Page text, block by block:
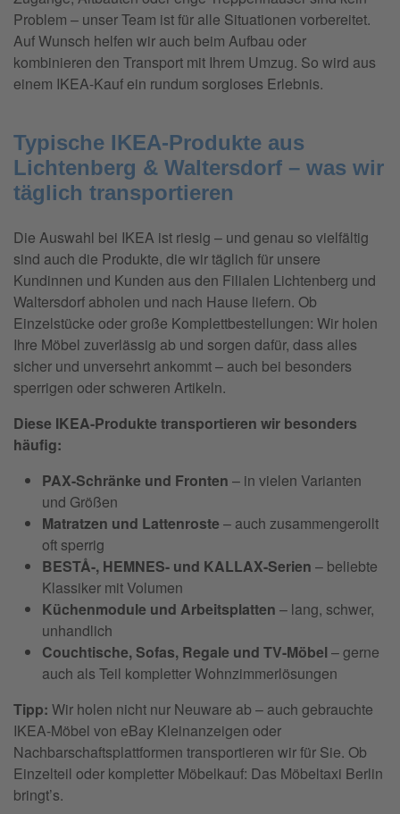
Problem – unser Team ist für alle Situationen vorbereitet.
Auf Wunsch helfen wir auch beim Aufbau oder
kombinieren den Transport mit Ihrem Umzug. So wird aus
einem IKEA-Kauf ein rundum sorgloses Erlebnis.
Typische IKEA-Produkte aus
Lichtenberg & Waltersdorf – was wir
täglich transportieren
Die Auswahl bei IKEA ist riesig – und genau so vielfältig
sind auch die Produkte, die wir täglich für unsere
Kundinnen und Kunden aus den Filialen Lichtenberg und
Waltersdorf abholen und nach Hause liefern. Ob
Einzelstücke oder große Komplettbestellungen: Wir holen
Ihre Möbel zuverlässig ab und sorgen dafür, dass alles
sicher und unversehrt ankommt – auch bei besonders
sperrigen oder schweren Artikeln.
Diese IKEA-Produkte transportieren wir besonders
häufig:
PAX-Schränke und Fronten – in vielen Varianten
und Größen
Matratzen und Lattenroste – auch zusammengerollt
oft sperrig
BESTÅ-, HEMNES- und KALLAX-Serien – beliebte
Klassiker mit Volumen
Küchenmodule und Arbeitsplatten – lang, schwer,
unhandlich
Couchtische, Sofas, Regale und TV-Möbel – gerne
auch als Teil kompletter Wohnzimmerlösungen
Tipp: Wir holen nicht nur Neuware ab – auch gebrauchte
IKEA-Möbel von eBay Kleinanzeigen oder
Nachbarschaftsplattformen transportieren wir für Sie. Ob
Einzelteil oder kompletter Möbelkauf: Das Möbeltaxi Berlin
bringt’s.